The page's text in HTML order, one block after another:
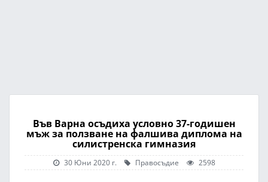
Във Варна осъдиха условно 37-годишен
мъж за ползване на фалшива диплома на
силистренска гимназия
30 Юни 2020 г. Правосъдие 2598